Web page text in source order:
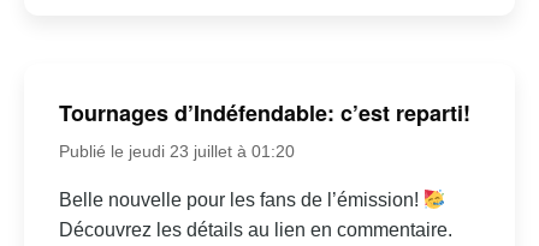
Tournages d’Indéfendable: c’est reparti!
Publié le jeudi 23 juillet à 01:20
Belle nouvelle pour les fans de l’émission!
Découvrez les détails au lien en commentaire.